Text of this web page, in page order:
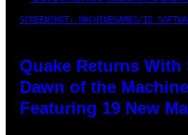
SCREENSHOT: MACHINEGAMES/ID
Quake Returns With
Dawn of the
Featuring 19 New